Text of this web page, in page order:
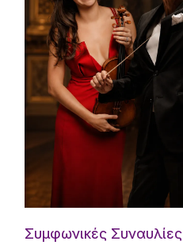
Συμφωνικές Συναυλίες